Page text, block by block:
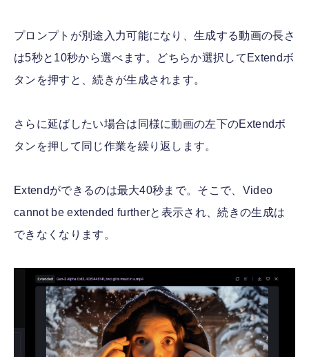
プロンプトが別途入力可能になり、生成する動画の長さ
は5秒と10秒から選べます。どちらか選択してExtendボ
タンを押すと、続きが生成されます。
さらに延ばしたい場合は同様に動画の左下のExtendボ
タンを押して同じ作業を繰り返します。
Extendができるのは最大40秒まで。そこで、Video
cannot be extended furtherと表示され、続きの生成は
できなくなります。